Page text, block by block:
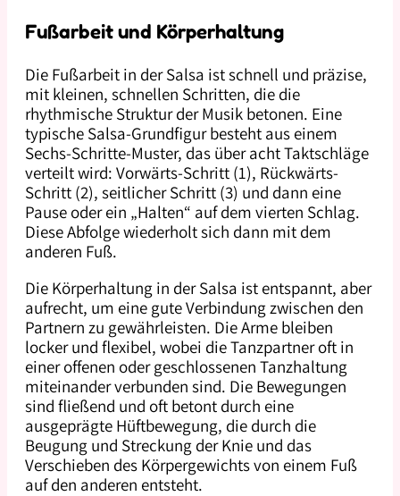
Fußarbeit und Körperhaltung
Die Fußarbeit in der Salsa ist schnell und präzise,
mit kleinen, schnellen Schritten, die die
rhythmische Struktur der Musik betonen. Eine
typische Salsa-Grundfigur besteht aus einem
Sechs-Schritte-Muster, das über acht Taktschläge
verteilt wird: Vorwärts-Schritt (1), Rückwärts-
Schritt (2), seitlicher Schritt (3) und dann eine
Pause oder ein „Halten“ auf dem vierten Schlag.
Diese Abfolge wiederholt sich dann mit dem
anderen Fuß.
Die Körperhaltung in der Salsa ist entspannt, aber
aufrecht, um eine gute Verbindung zwischen den
Partnern zu gewährleisten. Die Arme bleiben
locker und flexibel, wobei die Tanzpartner oft in
einer offenen oder geschlossenen Tanzhaltung
miteinander verbunden sind. Die Bewegungen
sind fließend und oft betont durch eine
ausgeprägte Hüftbewegung, die durch die
Beugung und Streckung der Knie und das
Verschieben des Körpergewichts von einem Fuß
auf den anderen entsteht.